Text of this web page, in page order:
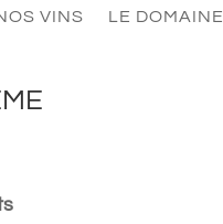
VINS LE DOMAINE